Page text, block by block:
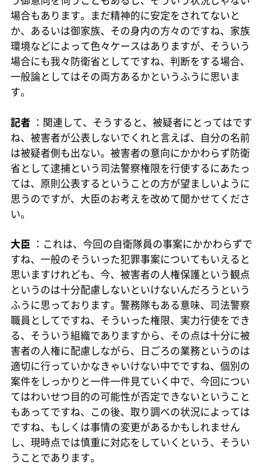
場合もあります。まだ精神的に安定をされてないと
か、あるいは御家族、その身内の方々のですね、家族
環境などによって色々ケースはありますが、そういう
場合にも我々防衛省としてですね、判断をする場合、
一般論としてはその両方あるかというふうに思いま
す。
記者 ：関連して、そうすると、被疑者にとってはです
ね、被害者が公表しないでくれと言えば、自分の名前
は被疑者側も出ない。被害者の意向にかかわらず防衛
省として逮捕という司法警察権限を行使するにあたっ
ては、原則公表するということの方が望ましいように
思うのですが、大臣のお考えを改めて聞かせてくださ
い。
大臣 ：これは、今回の自衛隊員の事案にかかわらずで
すね、一般のそういった犯罪事案についてもいえると
思いますけれども、今、被害者の人権保護という観点
というのは十分配慮しないといけないんだろうという
ふうに思っております。警務隊もある意味、司法警察
職員としてですね、そういった権限、実力行使をでき
る、そういう組織でありますから、その点は十分に被
害者の人権に配慮しながら、日ごろの業務というのは
適切に行っていかなきゃいけない中でですね、個別の
案件をしっかりと一件一件見ていく中で、今回につい
てはわいせつ目的の可能性が否定できないということ
もあってですね、この後、取り調べの状況によっては
ですね、もしくは事情の変更があるかもしれません
し、現時点では慎重に対応をしていくという、そうい
うことであります。